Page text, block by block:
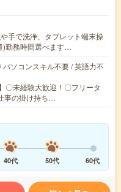
手で洗浄、タブレット端末操
)勤務時間選べます…
ソコンスキル不要 / 英語力不
〇未経験大歓迎！〇フリータ
事の掛け持ち…
40代 50代 60代